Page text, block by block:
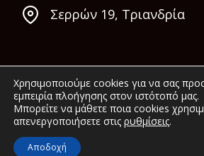
Σερρών 19, Τριανδρία
© 2022 Exelixis Group. All
Χρησιμοποιούμε cookies για να σας
εμπειρία πλοήγησης στον ιστότοπό μας.
Μπορείτε να μάθετε ποια cookies
απενεργοποιήσετε στις ρυθμίσεις.
Αποδοχή